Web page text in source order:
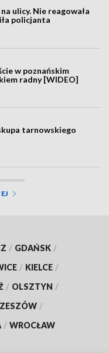
ulicy. Nie reagowała
policjanta
w poznańskim
radny [WIDEO]
tarnowskiego
/ GDAŃSK /
/ KIELCE /
/ OLSZTYN /
/
/ WROCŁAW